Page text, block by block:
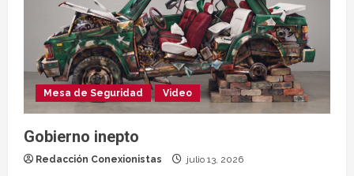
Mesa de Seguridad Video
Gobierno inepto
Redacción Conexionistas julio 13, 2026